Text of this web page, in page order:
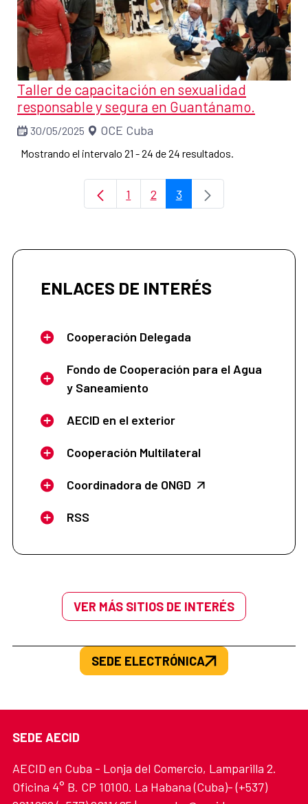
Taller de capacitación en sexualidad
responsable y segura en Guantánamo.
30/05/2025 OCE Cuba
Mostrando el intervalo 21 - 24 de 24 resultados.
Página
1 Página
2 Página
3
ENLACES DE INTERÉS
Cooperación Delegada
Fondo de Cooperación para el Agua
y Saneamiento
AECID en el exterior
Cooperación Multilateral
Coordinadora de ONGD
RSS
VER MÁS SITIOS DE INTERÉS
SEDE ELECTRÓNICA
SEDE AECID
AECID en Cuba - Lonja del Comercio, Lamparilla 2.
Oficina 4° B. CP 10100. La Habana (Cuba)- (+537)